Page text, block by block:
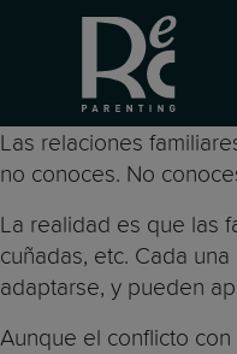
Las relaciones
no conoces. No
La realidad es que las
cuñadas, etc. Cada
adaptarse, y pueden
Aunque el conflicto